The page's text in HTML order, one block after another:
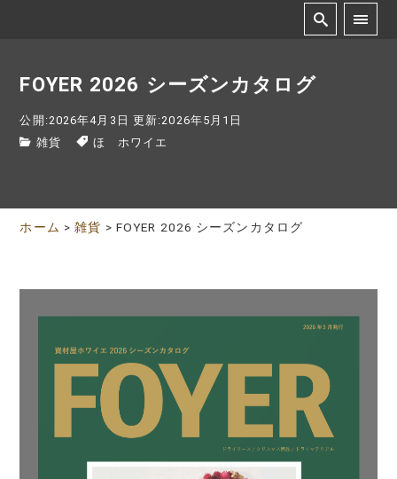
FOYER 2026 シーズンカタログ
公開:2026年4月3日 更新:2026年5月1日
雑貨
ほ ホワイエ
ホーム >雑貨 > FOYER 2026 シーズンカタログ